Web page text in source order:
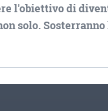
l'obiettivo di
solo. Sosterranno